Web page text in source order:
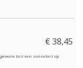
€ 38,45
bril een zonnebril op